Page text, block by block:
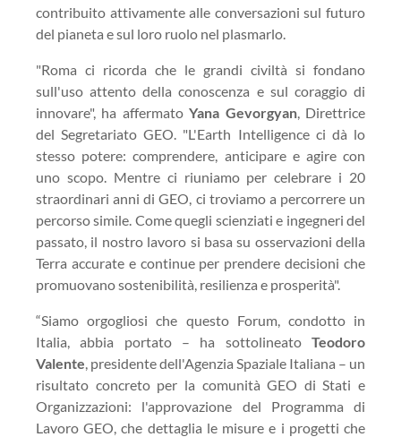
contribuito attivamente alle conversazioni sul futuro
del pianeta e sul loro ruolo nel plasmarlo.
"Roma ci ricorda che le grandi civiltà si fondano
sull'uso attento della conoscenza e sul coraggio di
innovare", ha affermatoYana Gevorgyan, Direttrice
del Segretariato GEO. "L'Earth Intelligence ci dà lo
stesso potere: comprendere, anticipare e agire con
uno scopo. Mentre ci riuniamo per celebrare i 20
straordinari anni di GEO, ci troviamo a percorrere un
percorso simile. Come quegli scienziati e ingegneri del
passato, il nostro lavoro si basa su osservazioni della
Terra accurate e continue per prendere decisioni che
promuovano sostenibilità, resilienza e prosperità".
“Siamo orgogliosi che questo Forum, condotto in
Italia, abbia portato – ha sottolineato Teodoro
Valente, presidente dell'Agenzia Spaziale Italiana – un
risultato concreto per la comunità GEO di Stati e
Organizzazioni: l'approvazione del Programma di
Lavoro GEO, che dettaglia le misure e i progetti che